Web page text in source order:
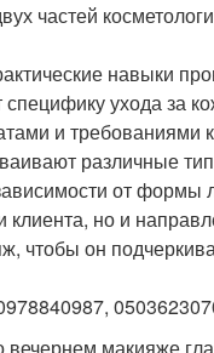
частей
навыки
ухода за
и требованиями
различные
от формы
клиента, но и
чтобы он